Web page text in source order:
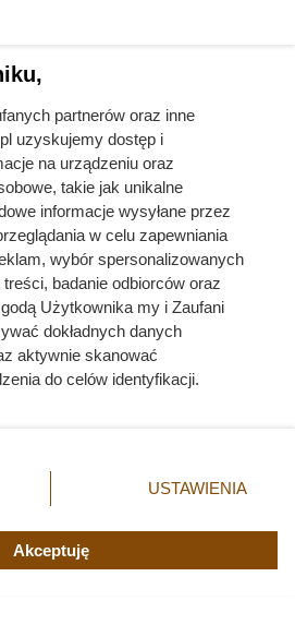
- krwawa randka
partnerów oraz inne
uzyskujemy dostęp i
na urządzeniu oraz
takie jak unikalne
informacje wysyłane przez
w celu zapewniania
wybór spersonalizowanych
badanie odbiorców oraz
Użytkownika my i Zaufani
dokładnych danych
aktywnie skanować
do celów identyfikacji.
przycisk ustawień prywatności
dolnym rogu strony. Niektóre
prawo sprzeciwić się takiemu
będą miały zastosowania tylko
USTAWIENIA
Akceptuję